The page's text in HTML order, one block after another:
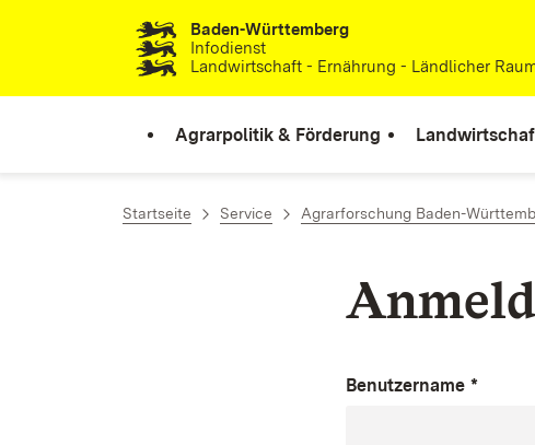
Zum Inhalt springenBaden-Württemberg
Infodienst
Landwirtschaft - Ernährung - Ländlicher
Agrarpolitik & Förderung
Startseite Service Agrarforschung Baden-
Benutzername *